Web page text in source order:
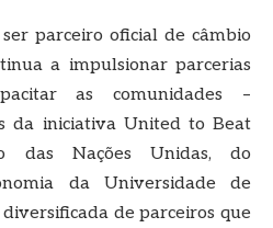
parceiro oficial de câmbio
a impulsionar parcerias
as comunidades –
da iniciativa United to Beat
das Nações Unidas, do
da Universidade de
de parceiros que